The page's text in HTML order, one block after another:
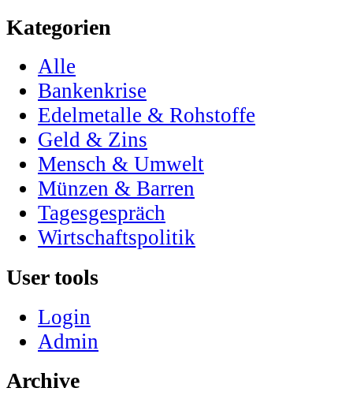
Kategorien
Alle
Bankenkrise
Edelmetalle & Rohstoffe
Geld & Zins
Mensch & Umwelt
Münzen & Barren
Tagesgespräch
Wirtschaftspolitik
User tools
Login
Admin
Archive